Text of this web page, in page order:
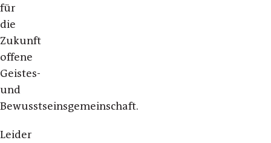
für
die
Zukunft
offene
Geistes-
und
Bewusstseinsgemeinschaft.
Leider